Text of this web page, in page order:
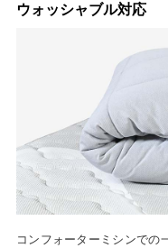
ウォッシャブル対応
コンフォーターミシンでの